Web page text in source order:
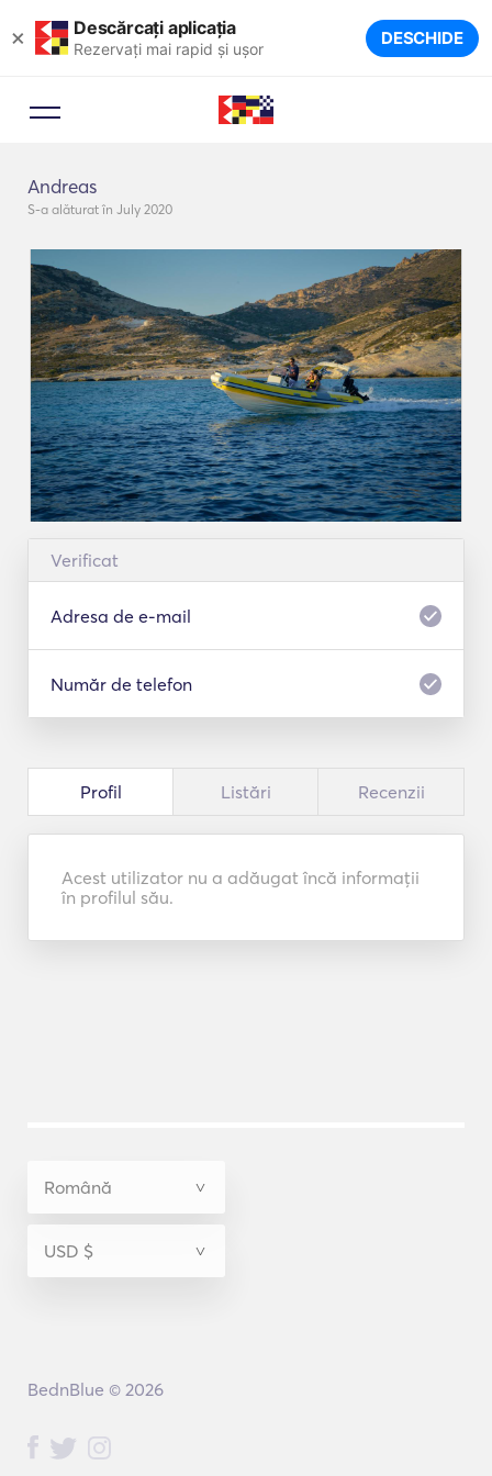
× Descărcați aplicația
Rezervați mai rapid și ușor DESCHIDE
Andreas
S-a alăturat în July 2020
Verificat
Adresa de e-mail
Număr de telefon
Profil Listări Recenzii
Acest utilizator nu a adăugat încă informații
în profilul său.
BednBlue © 2026